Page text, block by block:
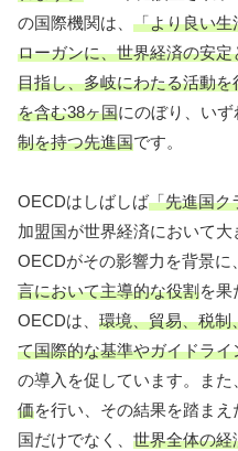
の国際機関は、 「より良い生
ローガンに、世界経済の安
目指し、多岐にわたる活動
を含む38ヶ国にのぼり、いず
制を持つ先進国です。
OECDはしばしば「先進国ク
加盟国が世界経済において大
OECDがその影響力を背景に、
言において主導的な役割を果
OECDは、 環境、貿易、税制
て国際的な基準やガイドライ
の導入を促しています。また
価を行い、その結果を踏ま
国だけでなく、 世界全体の経